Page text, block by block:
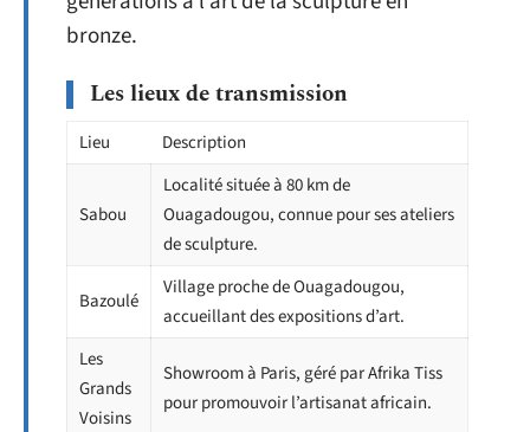
bronze.
Les lieux de transmission
Lieu Description
Sabou
Localité située à 80 km de
Ouagadougou, connue pour ses ateliers
de sculpture.
Bazoulé
Village proche de Ouagadougou,
accueillant des expositions d’art.
Les
Grands
Voisins
Showroom à Paris, géré par Afrika Tiss
pour promouvoir l’artisanat africain.